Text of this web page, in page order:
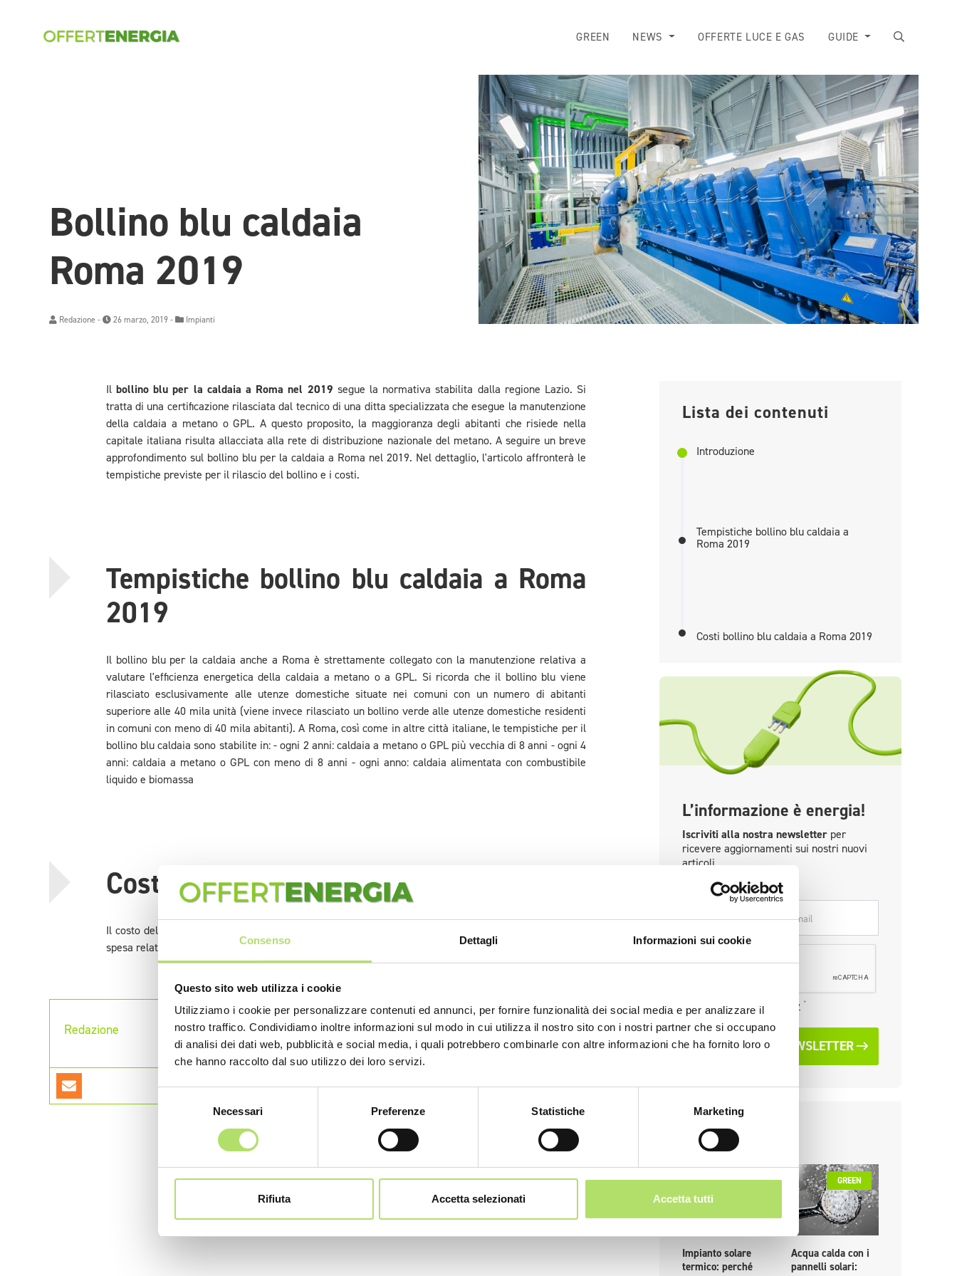
Consenso Dettagli Informazioni sui cookie
Questo sito web utilizza i cookie
Utilizziamo i cookie per personalizzare contenuti ed annunci, per fornire funzionalità dei social media e per analizzare il
nostro traffico. Condividiamo inoltre informazioni sul modo in cui utilizza il nostro sito con i nostri partner che si occupano
di analisi dei dati web, pubblicità e social media, i quali potrebbero combinarle con altre informazioni che ha fornito loro o
che hanno raccolto dal suo utilizzo dei loro servizi.
Necessari Preferenze Statistiche Marketing
Rifiuta Accetta selezionati Accetta tutti
GREEN NEWS OFFERTE LUCE E GAS GUIDE
Bollino blu caldaia
Roma 2019
Redazione- 26 marzo, 2019 - Impianti
Il bollino blu per la caldaia a Roma nel 2019 segue la normativa stabilita dalla regione Lazio. Si
tratta di una certificazione rilasciata dal tecnico di una ditta specializzata che esegue la manutenzione
della caldaia a metano o GPL. A questo proposito, la maggioranza degli abitanti che risiede nella
capitale italiana risulta allacciata alla rete di distribuzione nazionale del metano. A seguire un breve
approfondimento sul bollino blu per la caldaia a Roma nel 2019. Nel dettaglio, l'articolo affronterà le
tempistiche previste per il rilascio del bollino e i costi.
Tempistiche bollino blu caldaia a Roma
2019
Il bollino blu per la caldaia anche a Roma è strettamente collegato con la manutenzione relativa a
valutare l'efficienza energetica della caldaia a metano o a GPL. Si ricorda che il bollino blu viene
rilasciato esclusivamente alle utenze domestiche situate nei comuni con un numero di abitanti
superiore alle 40 mila unità (viene invece rilasciato un bollino verde alle utenze domestiche residenti
in comuni con meno di 40 mila abitanti). A Roma, così come in altre città italiane, le tempistiche per il
bollino blu caldaia sono stabilite in: - ogni 2 anni: caldaia a metano o GPL più vecchia di 8 anni - ogni 4
anni: caldaia a metano o GPL con meno di 8 anni - ogni anno: caldaia alimentata con combustibile
liquido e biomassa
Costi bollino blu caldaia a Roma 2019
Il costo del bollino blu per la caldaia a Roma nel 2019 è di 13 euro. A tale somma va poi aggiunta la
spesa relativa alla verifica dei fumi. In totale, i cittadini a Roma spendono una cifra tra i 90 e 120 euro.
Redazione
Lista dei contenuti
Introduzione
Tempistiche bollino blu caldaia a
Roma 2019
Costi bollino blu caldaia a Roma 2019
L’informazione è energia!
Iscriviti alla nostra newsletter per
ricevere aggiornamenti sui nostri nuovi
articoli.
*
Ho letto laprivacy policy *
ISCRIVITI ALLA NEWSLETTER
News recenti
GREEN
Impianto solare
termico: perché
GREEN
Acqua calda con i
pannelli solari: